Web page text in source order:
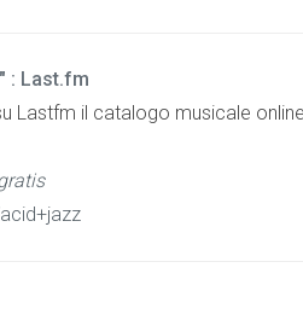
: Last.fm
Lastfm il catalogo musicale